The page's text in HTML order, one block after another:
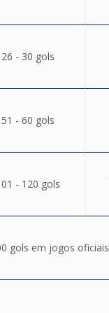
26 - 30 gols
51 - 60 gols
- 120 gols
gols em jogos oficiais